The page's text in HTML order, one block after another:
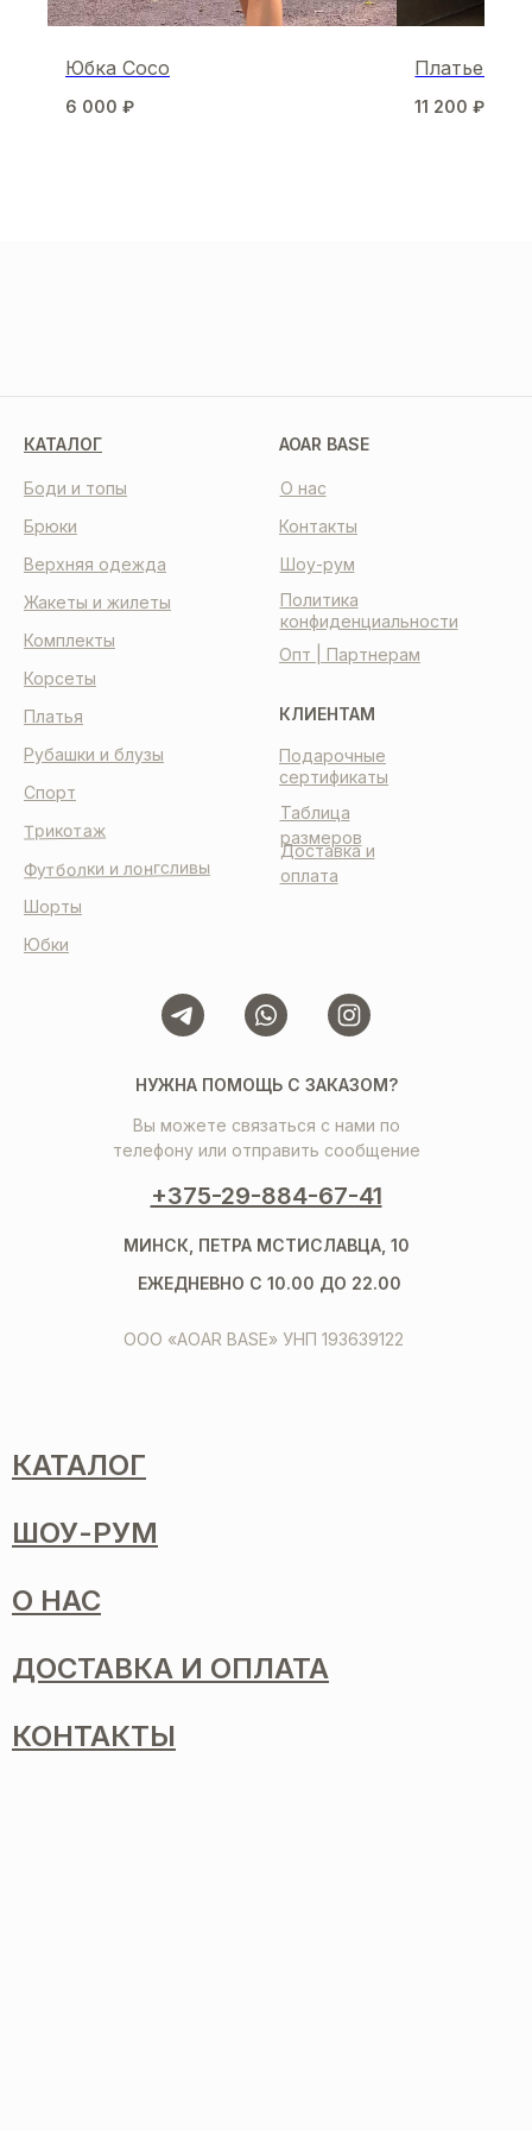
Юбка Coco
6 000 ₽
Платье-
11 200 ₽
КАТАЛОГ
КЛИЕНТАМ
Таблица
размеров
Доставка и
оплата
Подарочные
сертификаты
НУЖНА ПОМОЩЬ С ЗАКАЗОМ?
Вы можете связаться с нами по
телефону или отправить сообщение
+375-29-884-67-41
ООО «AOAR BASE» УНП 193639122
МИНСК, ПЕТРА МСТИСЛАВЦА, 10
ЕЖЕДНЕВНО С 10.00 ДО 22.00
AOAR BASE
О нас
Контакты
Шоу-рум
Политика
конфиденциальности
Опт | Партнерам
Корсеты
Платья
Боди и топы
Комплекты
Шорты
Спорт
Рубашки и блузы
Брюки
Жакеты и жилеты
Трикотаж
Футболки и лонгсливы
Верхняя одежда
Юбки
КАТАЛОГ
ШОУ-РУМ
О НАС
ДОСТАВКА И ОПЛАТА
КОНТАКТЫ